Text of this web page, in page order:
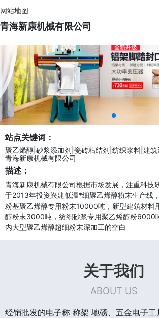
网站地图
青海新康机械有限公司
站点关键词：
聚乙烯醇|砂浆添加剂|瓷砖粘结剂|纺织浆料|建筑
青海新康机械有限公司
描述：
青海新康机械有限公司根据市场发展，注重科技
于2013年投资兴建低温*细聚乙烯醇粉末生产线
粉基聚乙烯醇专用粉末10000吨，新型建筑材料
醇粉末3000吨，纺织砂浆专用聚乙烯醇粉6000
内大型聚乙烯醇超细粉末深加工的空白
关于我们
ABOUT US
经销批发的电子称 称架 地磅、五金电子工